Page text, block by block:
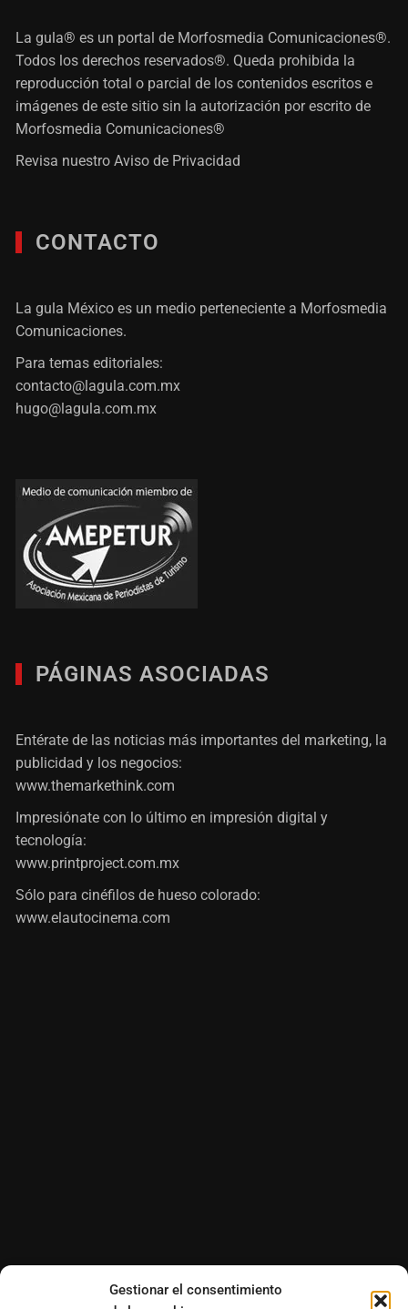
Gestionar el consentimiento
La gula® es un portal de Morfosmedia Comunicaciones®.
Todos los derechos reservados®. Queda prohibida la
reproducción total o parcial de los contenidos escritos e
imágenes de este sitio sin la autorización por escrito de
Morfosmedia Comunicaciones®
Revisa nuestroAviso de Privacidad
CONTACTO
La gula México es un medio perteneciente a Morfosmedia
Comunicaciones.
Para temas editoriales:
contacto@lagula.com.mx
hugo@lagula.com.mx
PÁGINAS ASOCIADAS
Entérate de las noticias más importantes del marketing, la
publicidad y los negocios:
www.themarkethink.com
Impresiónate con lo último en impresión digital y
tecnología:
www.printproject.com.mx
Sólo para cinéfilos de hueso colorado:
www.elautocinema.com